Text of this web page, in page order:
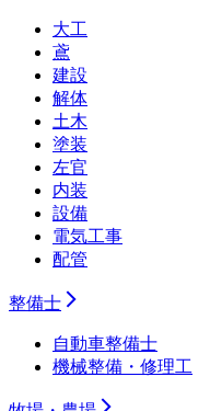
大工
鳶
建設
解体
土木
塗装
左官
内装
設備
電気工事
配管
整備士
自動車整備士
機械整備・修理工